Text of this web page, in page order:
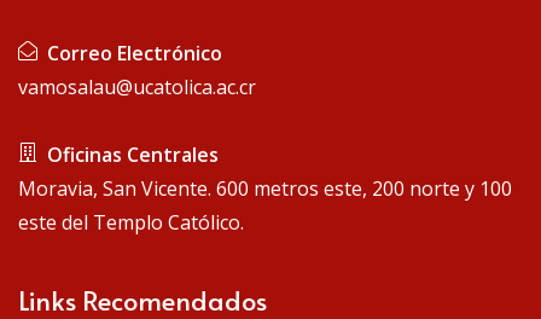
Correo Electrónico
vamosalau@ucatolica.ac.cr
Oficinas Centrales
Moravia, San Vicente. 600 metros este, 200 norte y 100
este del Templo Católico.
Links Recomendados